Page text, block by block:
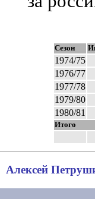
Сезон
1974/75
1976/77
1977/78
1979/80
1980/81
Итого
Алексей